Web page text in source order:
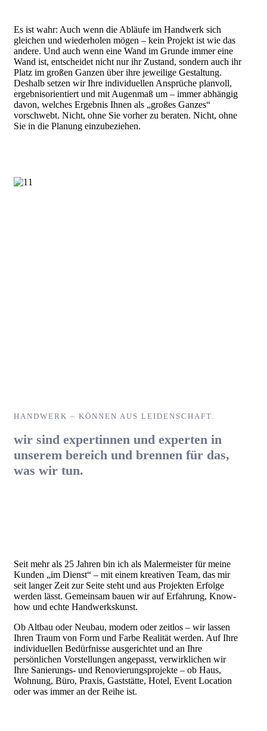
Es ist wahr: Auch wenn die Abläufe im Handwerk sich
gleichen und wiederholen mögen – kein Projekt ist wie das
andere. Und auch wenn eine Wand im Grunde immer eine
Wand ist, entscheidet nicht nur ihr Zustand, sondern auch ihr
Platz im großen Ganzen über ihre jeweilige Gestaltung.
Deshalb setzen wir Ihre individuellen Ansprüche planvoll,
ergebnisorientiert und mit Augenmaß um – immer abhängig
davon, welches Ergebnis Ihnen als „großes Ganzes“
vorschwebt. Nicht, ohne Sie vorher zu beraten. Nicht, ohne
Sie in die Planung einzubeziehen.
HANDWERK – KÖNNEN AUS LEIDENSCHAFT.
wir sind expertinnen und experten in
unserem bereich und brennen für das,
was wir tun.
Seit mehr als 25 Jahren bin ich als Malermeister für meine
Kunden „im Dienst“ – mit einem kreativen Team, das mir
seit langer Zeit zur Seite steht und aus Projekten Erfolge
werden lässt. Gemeinsam bauen wir auf Erfahrung, Know-
how und echte Handwerkskunst.
Ob Altbau oder Neubau, modern oder zeitlos – wir lassen
Ihren Traum von Form und Farbe Realität werden. Auf Ihre
individuellen Bedürfnisse ausgerichtet und an Ihre
persönlichen Vorstellungen angepasst, verwirklichen wir
Ihre Sanierungs- und Renovierungsprojekte – ob Haus,
Wohnung, Büro, Praxis, Gaststätte, Hotel, Event Location
oder was immer an der Reihe ist.